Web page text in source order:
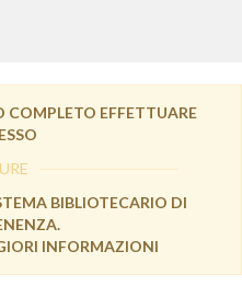
COMPLETO EFFETTUARE
BIBLIOTECARIO DI
INFORMAZIONI